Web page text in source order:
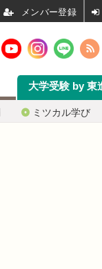
ミツカル学び
大学受験 by 東